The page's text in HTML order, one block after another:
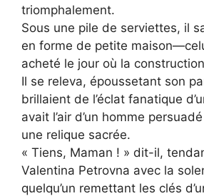
triomphalement.
Sous une pile de serviettes, il
en forme de petite
acheté le jour où la
Il se releva, époussetant son
brillaient de l’éclat fanatique
avait l’air d’un homme
une relique sacrée.
« Tiens, Maman ! » dit-il,
Valentina Petrovna avec la
quelqu’un remettant les clés